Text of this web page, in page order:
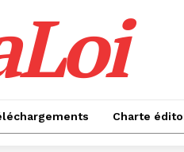
Charte